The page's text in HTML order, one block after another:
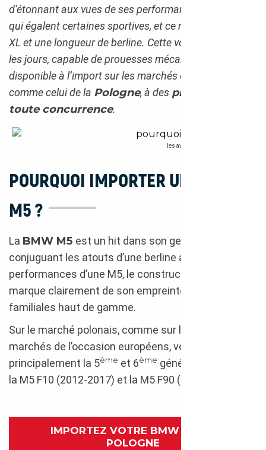
d’étonnant aux vues de ses performances sur circuit
qui égalent certaines sportives, et ce malgré un poids
XL et une longueur de berline. Cette voiture de tous
les jours, capable de prouesses mécaniques, est
disponible à l’import sur les marchés européens,
comme celui de la Pologne, à des prix qui défient
toute concurrence.
les avantages d’importer une M5 de
POURQUOI IMPORTER UNE BMW
M5 ?
La BMW M5 est un hit dans son genre. En
conjuguant les atouts d’une berline avec les
performances d’une M5, le constructeur bavarois
marque clairement de son empreinte le monde des
familiales haut de gamme.
Sur le marché polonais, comme sur les autres
marchés de l’occasion européens, vous retrouverez
principalement la 5ème et 6ème génération, à savoir
la M5 F10 (2012-2017) et la M5 F90 (depuis 2018).
IMPORTEZ VOTRE BMW M5 DE
POLOGNE